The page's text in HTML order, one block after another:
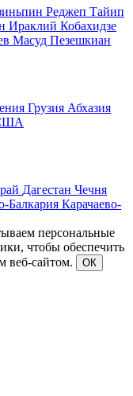
Реджеп Тайип
Ираклий Кобахидзе
Масуд Пезешкиан
Грузия Абхазия
Дагестан Чечня
Балкария Карачаево-
персональные
чтобы обеспечить
веб-сайтом.
ОК